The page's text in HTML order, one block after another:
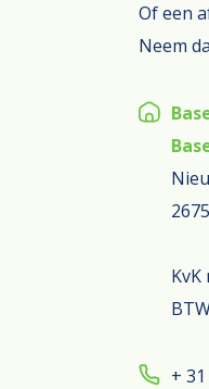
Of een
Neem
KvK
+